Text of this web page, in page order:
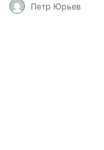
Петр Юрьев